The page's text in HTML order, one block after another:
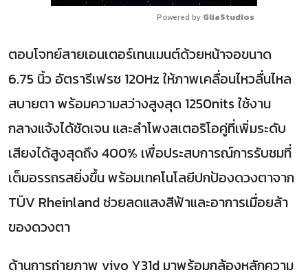
Powered by GliaStudios
ตอบโจทย์สายเอนเตอร์เทนเมนต์ด้วยหน้าจอขนาด
6.75 นิ้ว อัตรารีเฟรช 120Hz ให้ภาพเคลื่อนไหวลื่นไหล
สบายตา พร้อมความสว่างสูงสุด 1250nits ใช้งาน
กลางแจ้งได้ชัดเจน และลำโพงสเตอริโอคู่ที่เพิ่มระดับ
เสียงได้สูงสุดถึง 400% เพื่อประสบการณ์การรับชมที่
เต็มอรรถรสยิ่งขึ้น พร้อมเทคโนโลยีปกป้องดวงตาจาก
TÜV Rheinland ช่วยลดแสงสีฟ้าและอาการเมื่อยล้า
ของดวงตา
ด้านการถ่ายภาพ vivo Y31d มาพร้อมกล้องหลักความ